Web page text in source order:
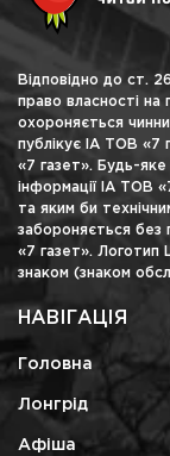
Відповідно до ст.
право власності на
охороняється
публікує ІА ТОВ «7
«7 газет». Будь-
інформації ІА ТОВ
та яким би
забороняється без
«7 газет».
знаком (знаком
НАВІГАЦІЯ
Головна
Лонгрід
Афіша